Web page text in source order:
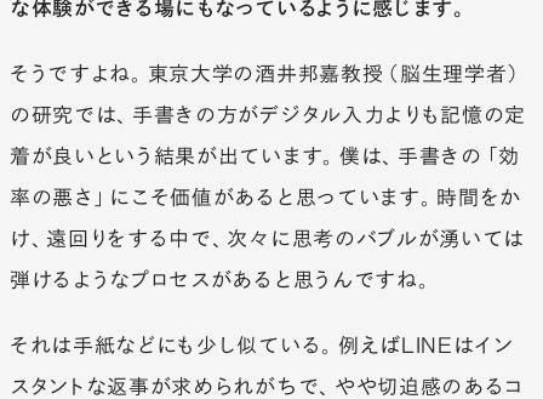
な体験ができる場にもなっているように感じます。
そうですよね。東京大学の酒井邦嘉教授（脳生理学者）
の研究では、手書きの方がデジタル入力よりも記憶の定
着が良いという結果が出ています。僕は、手書きの「効
率の悪さ」にこそ価値があると思っています。時間をか
け、遠回りをする中で、次々に思考のバブルが湧いては
弾けるようなプロセスがあると思うんですね。
それは手紙などにも少し似ている。例えばLINEはイン
スタントな返事が求められがちで、やや切迫感のあるコ